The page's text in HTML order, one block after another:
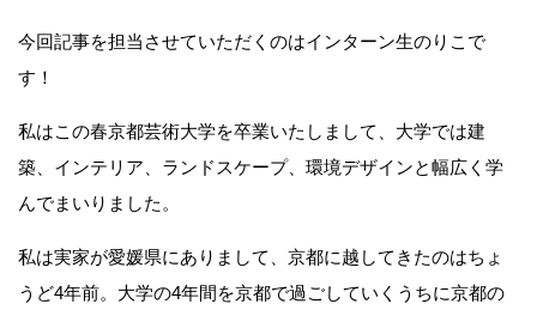
今回記事を担当させていただくのはインターン生のりこで
す！
私はこの春京都芸術大学を卒業いたしまして、大学では建
築、インテリア、ランドスケープ、環境デザインと幅広く学
んでまいりました。
私は実家が愛媛県にありまして、京都に越してきたのはちょ
うど4年前。大学の4年間を京都で過ごしていくうちに京都の